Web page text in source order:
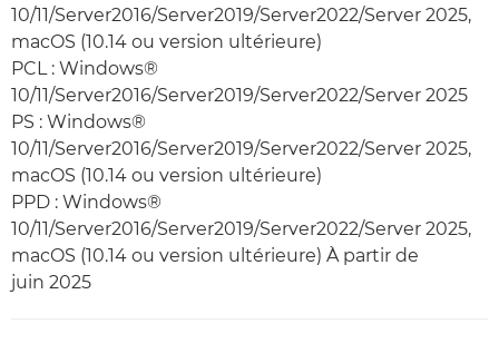
10/11/Server2016/Server2019/Server2022/Server 2025,
macOS (10.14 ou version ultérieure)
PCL : Windows®
10/11/Server2016/Server2019/Server2022/Server 2025
PS : Windows®
10/11/Server2016/Server2019/Server2022/Server 2025,
macOS (10.14 ou version ultérieure)
PPD : Windows®
10/11/Server2016/Server2019/Server2022/Server 2025,
macOS (10.14 ou version ultérieure) À partir de
juin 2025